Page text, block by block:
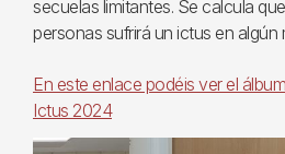
secuelas limitantes. Se calcula
personas sufrirá un ictus en
En este enlace podéis ver el
Ictus 2024